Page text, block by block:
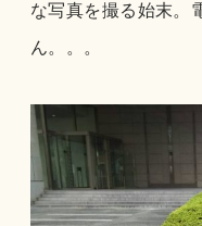
な写真を撮る始末。
ん。。。